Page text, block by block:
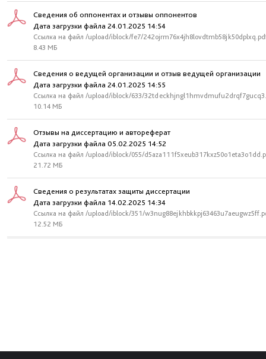
Сведения об оппонентах и отзывы оппонентов
Дата загрузки файла 24.01.2025 14:54
Ссылка на файл /upload/iblock/fe7/
8.43 МБ
Сведения о ведущей организации и отзыв ведущей организации
Дата загрузки файла 24.01.2025 14:55
Ссылка на файл /upload/iblock/633/
10.14 МБ
Отзывы на диссертацию и автореферат
Дата загрузки файла 05.02.2025 14:52
Ссылка на файл /upload/iblock/055/
21.72 МБ
Сведения о результатах защиты диссертации
Дата загрузки файла 14.02.2025 14:34
Ссылка на файл /upload/iblock/351/
12.52 МБ